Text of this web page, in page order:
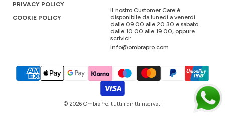
PRIVACY POLICY
COOKIE POLICY
Il nostro Customer Care è
disponibile da lunedì a venerdì
dalle 09.00 alle 20.30 e sabato
dalle 10.00 alle 19.00, oppure
scrivici:
info@ombrapro.com
© 2026 OmbraPro. tutti i diritti riservati